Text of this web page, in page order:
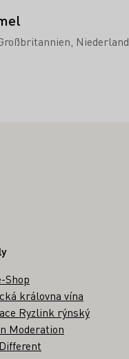
Shop
královna vína
Ryzlink rýnský
Moderation